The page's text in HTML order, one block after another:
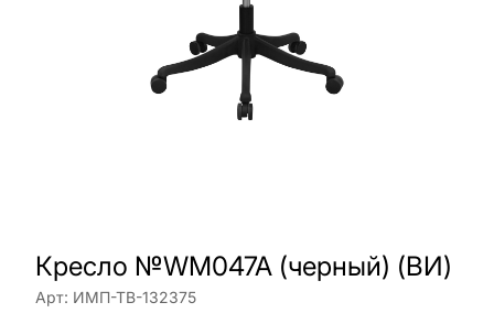
Кресло №WM047A (черный) (ВИ)
Арт: ИМП-ТВ-132375